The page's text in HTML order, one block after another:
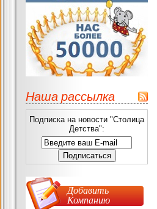
Наша рассылка
Подписка на новости "Столица
Детства":
Добавить
Компанию